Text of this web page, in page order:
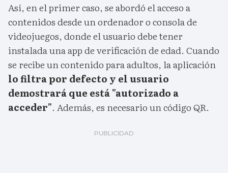
Así, en el primer caso, se abordó el acceso a
contenidos desde un ordenador o consola de
videojuegos, donde el usuario debe tener
instalada una app de verificación de edad. Cuando
se recibe un contenido para adultos, la aplicación
lo filtra por defecto y el usuario
demostrará que está "autorizado a
acceder". Además, es necesario un código QR.